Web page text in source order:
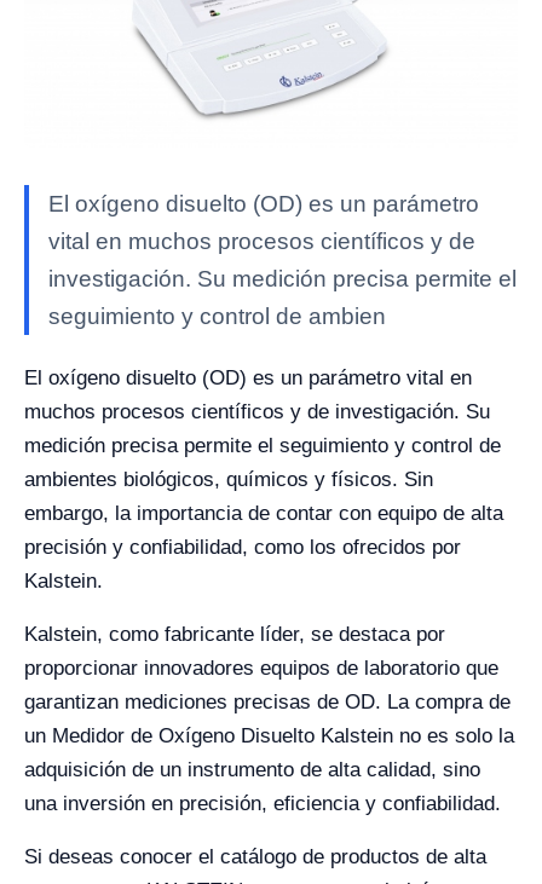
El oxígeno disuelto (OD) es un parámetro
vital en muchos procesos científicos y de
investigación. Su medición precisa permite el
seguimiento y control de ambien
El oxígeno disuelto (OD) es un parámetro vital en
muchos procesos científicos y de investigación. Su
medición precisa permite el seguimiento y control de
ambientes biológicos, químicos y físicos. Sin
embargo, la importancia de contar con equipo de alta
precisión y confiabilidad, como los ofrecidos por
Kalstein.
Kalstein, como fabricante líder, se destaca por
proporcionar innovadores equipos de laboratorio que
garantizan mediciones precisas de OD. La compra de
un Medidor de Oxígeno Disuelto Kalstein no es solo la
adquisición de un instrumento de alta calidad, sino
una inversión en precisión, eficiencia y confiabilidad.
Si deseas conocer el catálogo de productos de alta